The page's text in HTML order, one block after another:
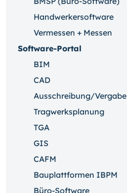
Handwerkersoftware
Vermessen + Messen
Software-Portal
BIM
CAD
Ausschreibung/Vergabe
Tragwerksplanung
TGA
GIS
CAFM
Bauplattformen IBPM
Büro-Software